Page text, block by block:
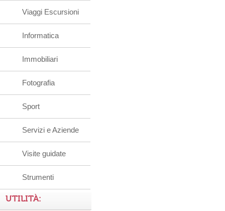
Viaggi Escursioni
Informatica
Immobiliari
Fotografia
Sport
Servizi e Aziende
Visite guidate
Strumenti
UTILITÀ: